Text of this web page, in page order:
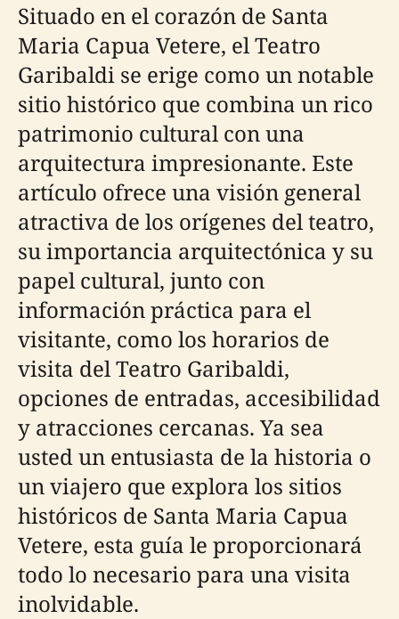
Situado en el corazón de Santa
Maria Capua Vetere, el Teatro
Garibaldi se erige como un notable
sitio histórico que combina un rico
patrimonio cultural con una
arquitectura impresionante. Este
artículo ofrece una visión general
atractiva de los orígenes del teatro,
su importancia arquitectónica y su
papel cultural, junto con
información práctica para el
visitante, como los horarios de
visita del Teatro Garibaldi,
opciones de entradas, accesibilidad
y atracciones cercanas. Ya sea
usted un entusiasta de la historia o
un viajero que explora los sitios
históricos de Santa Maria Capua
Vetere, esta guía le proporcionará
todo lo necesario para una visita
inolvidable.